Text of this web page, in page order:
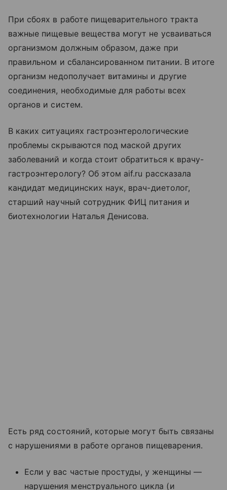
При сбоях в работе пищеварительного тракта
важные пищевые вещества могут не усваиваться
организмом должным образом, даже при
правильном и сбалансированном питании. В итоге
организм недополучает витамины и другие
соединения, необходимые для работы всех
органов и систем.
В каких ситуациях гастроэнтерологические
проблемы скрываются под маской других
заболеваний и когда стоит обратиться к врачу-
гастроэнтерологу? Об этом aif.ru рассказала
кандидат медицинских наук, врач-диетолог,
старший научный сотрудник ФИЦ питания и
биотехнологии Наталья Денисова.
Есть ряд состояний, которые могут быть связаны
с нарушениями в работе органов пищеварения.
Если у вас частые простуды, у женщины —
нарушения менструального цикла (и